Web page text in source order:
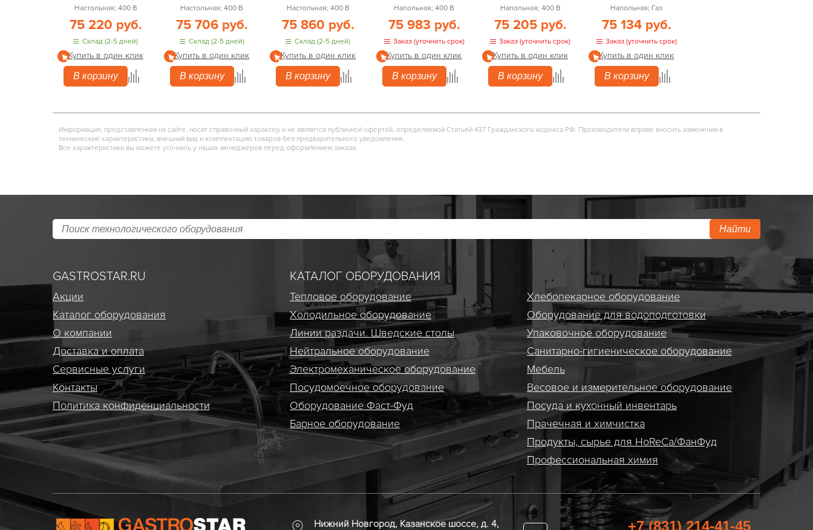
Настольная; 400 В
75 220 руб.
Склад (2-5 дней)
Купить в один клик
В корзину
Настольная; 400 В
75 706 руб.
Склад (2-5 дней)
Купить в один клик
В корзину
Настольная; 400 В
75 860 руб.
Склад (2-5 дней)
Купить в один клик
В корзину
Напольная; 400 В
75 983 руб.
Заказ (уточнить срок)
Купить в один клик
В корзину
Напольная; 400 В
75 205 руб.
Заказ (уточнить срок)
Купить в один клик
В корзину
Напольная; Газ
75 134 руб.
Заказ (уточнить срок)
Купить в один клик
В корзину
Информация, представленная на сайте, носит справочный характер и не является публичной офертой, определяемой Статьей 437 Гражданского кодекса РФ. Производители вправе вносить изменения в
технические характеристики, внешний вид и комплектацию товаров без предварительного уведомления.
Все характеристики вы можете уточнить у наших менеджеров перед оформлением заказа.
Найти
GASTROSTAR.RU
Акции
Каталог оборудования
О компании
Доставка и оплата
Сервисные услуги
Контакты
Политика конфиденциальности
КАТАЛОГ ОБОРУДОВАНИЯ
Тепловое оборудование
Холодильное оборудование
Линии раздачи. Шведские столы
Нейтральное оборудование
Электро­механическое оборудование
Посудомоечное оборудование
Оборудование Фаст-Фуд
Барное оборудование
Хлебопекарное оборудование
Оборудование для водоподготовки
Упаковочное оборудование
Санитарно-гигиеническое оборудование
Мебель
Весовое и измерительное оборудование
Посуда и кухонный инвентарь
Прачечная и химчистка
Продукты, сырье для HoReCa/ФанФуд
Профессиональная химия
Нижний Новгород, Казанское шоссе, д. 4, +7 (831) 214-41-45